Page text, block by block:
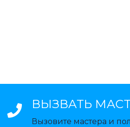
ВЫЗВАТЬ
Вызовите мастера и